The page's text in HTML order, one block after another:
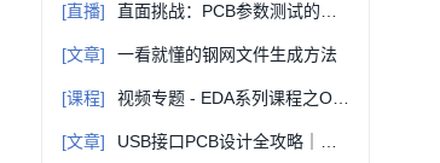
[直播] 直面挑战：PCB参数测试的难点与突破之道
[文章] 一看就懂的钢网文件生成方法
[课程] 视频专题 - EDA系列课程之OrCAD+PADS
[文章] USB接口PCB设计全攻略｜从Type-C到高速布线，一文掌握核心要点